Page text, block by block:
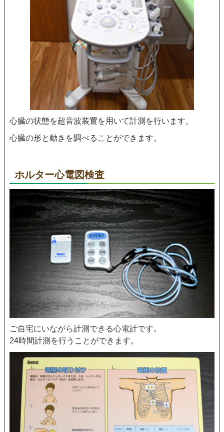
心臓の状態を超音波装置を用いて計測を行います。
心臓の形と動きを調べることができます。
ホルター心電図検査
ご自宅にいながら計測できる心電計です。
24時間計測を行うことができます。